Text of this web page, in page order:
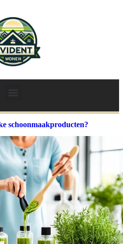
schoonmaakproducten?